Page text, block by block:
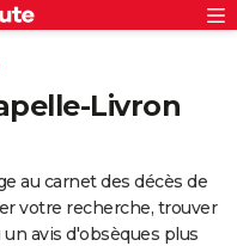
Livron
au carnet des décès de
votre recherche, trouver
avis d'obsèques plus